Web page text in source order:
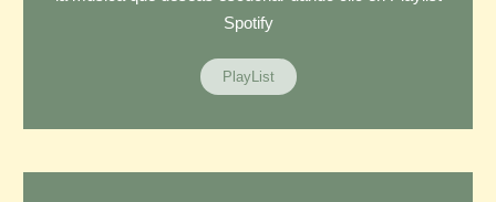
Spotify
PlayList